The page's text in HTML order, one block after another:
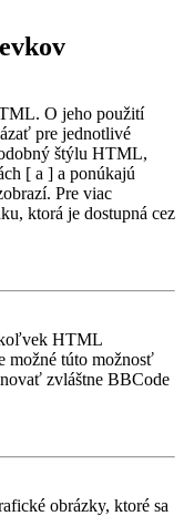
O jeho použití
pre jednotlivé
štýlu HTML,
[ a ] a ponúkajú
Pre viac
ktorá je dostupná cez
HTML
možné túto možnosť
zvláštne BBCode
obrázky, ktoré sa